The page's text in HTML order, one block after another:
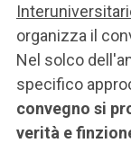
organizza il
Nel solco
specifico
convegno si
verità e